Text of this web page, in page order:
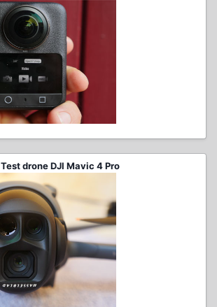
Test drone DJI Mavic 4 Pro